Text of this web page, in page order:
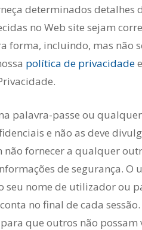
determinados
no Web site sejam
forma, incluindo, mas não
política de privacidade
palavra-passe ou
e não as deve
fornecer a qualquer
de segurança.
nome de utilizador ou
no final de cada
que outros não possam